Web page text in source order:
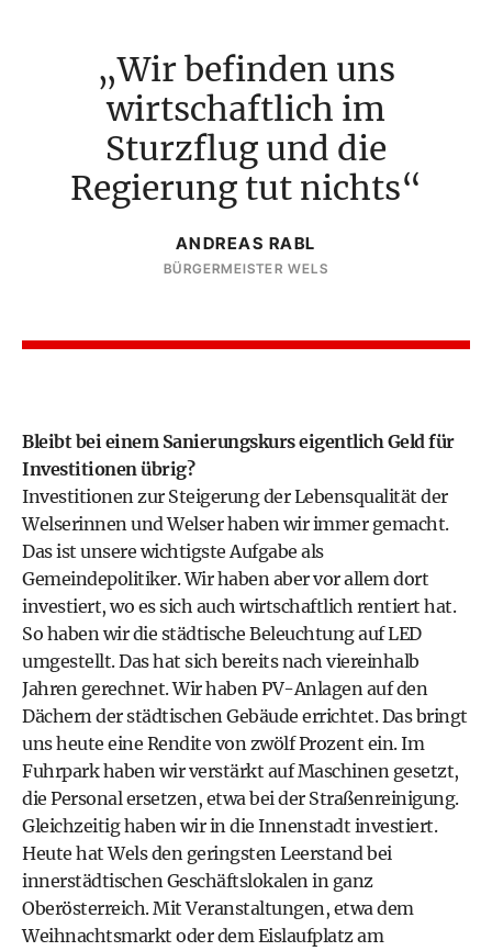
Wir befinden uns
wirtschaftlich im
Sturzflug und die
Regierung tut nichts
ANDREAS RABL
BÜRGERMEISTER WELS
Bleibt bei einem Sanierungskurs eigentlich Geld für
Investitionen übrig?
Investitionen zur Steigerung der Lebensqualität der
Welserinnen und Welser haben wir immer gemacht.
Das ist unsere wichtigste Aufgabe als
Gemeindepolitiker. Wir haben aber vor allem dort
investiert, wo es sich auch wirtschaftlich rentiert hat.
So haben wir die städtische Beleuchtung auf LED
umgestellt. Das hat sich bereits nach viereinhalb
Jahren gerechnet. Wir haben PV-Anlagen auf den
Dächern der städtischen Gebäude errichtet. Das bringt
uns heute eine Rendite von zwölf Prozent ein. Im
Fuhrpark haben wir verstärkt auf Maschinen gesetzt,
die Personal ersetzen, etwa bei der Straßenreinigung.
Gleichzeitig haben wir in die Innenstadt investiert.
Heute hat Wels den geringsten Leerstand bei
innerstädtischen Geschäftslokalen in ganz
Oberösterreich. Mit Veranstaltungen, etwa dem
Weihnachtsmarkt oder dem Eislaufplatz am